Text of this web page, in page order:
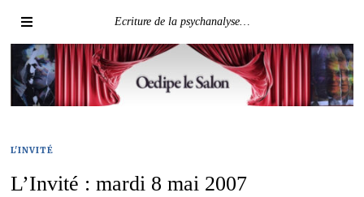
Ecriture de la psychanalyse…
L'INVITÉ
L’Invité : mardi 8 mai 2007